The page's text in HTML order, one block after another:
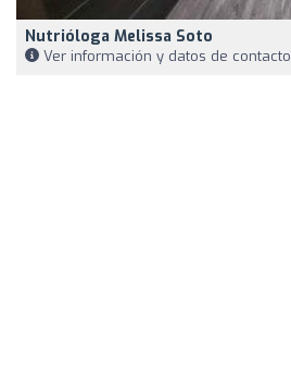
Nutrióloga Melissa Soto
Ver información y datos de contacto